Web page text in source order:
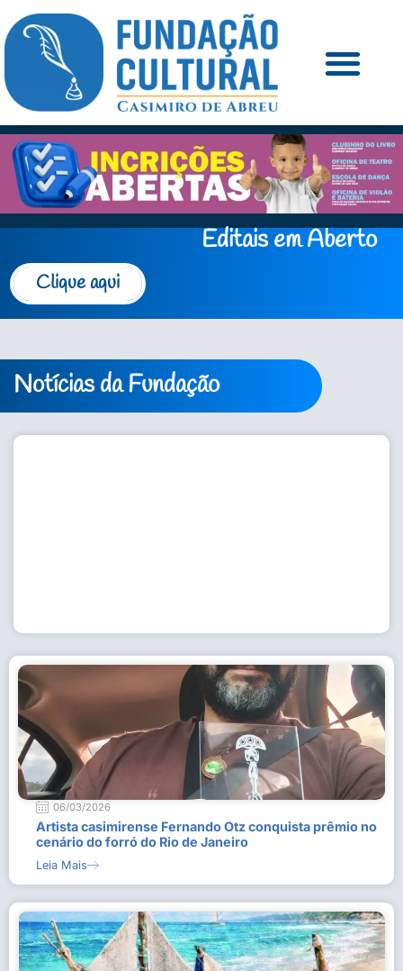
Editais em Aberto
Clique aqui
Notícias da Fundação
06/03/2026
Artista casimirense Fernando Otz conquista prêmio no
cenário do forró do Rio de Janeiro
Leia Mais